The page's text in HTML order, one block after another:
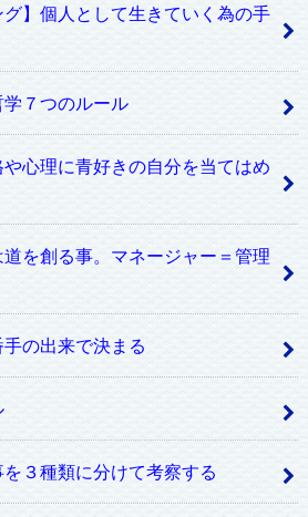
グ】個人として生きていく為の手
７つのルール
心理に青好きの自分を当てはめ
を創る事。マネージャー＝管理
の出来で決まる
３種類に分けて考察する